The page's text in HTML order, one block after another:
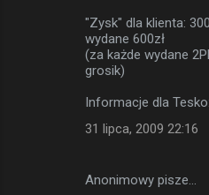
"Zysk" dla klienta:
wydane 600zł
(za każde wydane
grosik)
Informacje dla
31 lipca, 2009 22:16
Anonimowy pisze…